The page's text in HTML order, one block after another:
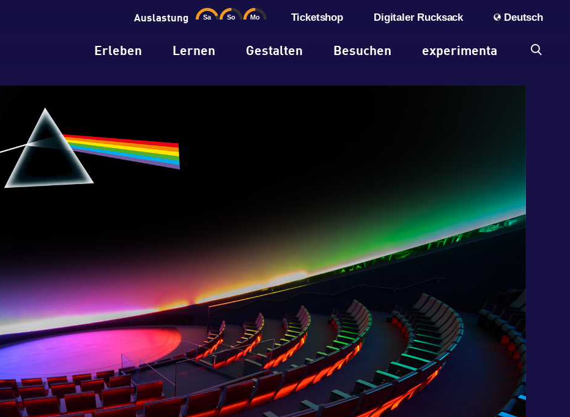
Auslastung Ticketshop Digitaler Rucksack Deutsch
Erleben Lernen Gestalten Besuchen experimenta